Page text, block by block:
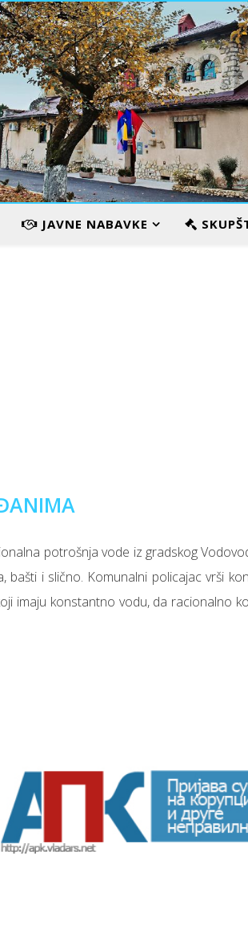
VILA
JAVNE NABAVKE
potrošnja vode iz gradskog
bašti i slično. Komunalni policajac vrši
imaju konstantno vodu, da racionalno